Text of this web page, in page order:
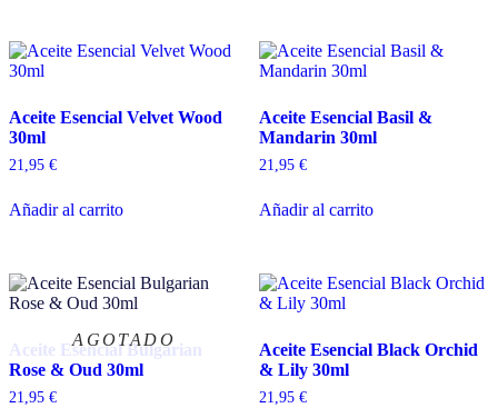
Aceite Esencial Velvet Wood
30ml
21,95 €
Añadir al carrito
Aceite Esencial Basil &
Mandarin 30ml
21,95 €
Añadir al carrito
Aceite Esencial Bulgarian
Rose & Oud 30ml
21,95 €
Aceite Esencial Black Orchid
& Lily 30ml
21,95 €